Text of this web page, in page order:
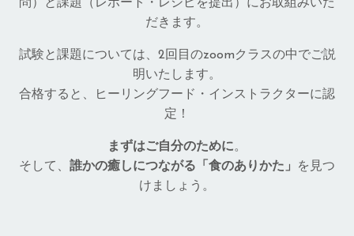
問）と課題（レポート・レシピを提出）にお取組みいた
だきます。
試験と課題については、2回目のzoomクラスの中でご説
明いたします。
合格すると、ヒーリングフード・インストラクターに認
定！
まずはご自分のために。
そして、 誰かの癒しにつながる「食のありかた」
を見つ
けましょう。